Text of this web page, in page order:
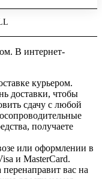
В интернет-
курьером.
доставки, чтобы
сдачу с любой
получаете
или оформлении в
и MasterCard.
вас на